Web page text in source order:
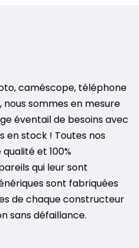
caméscope, téléphone
nous sommes en mesure
éventail de besoins avec
en stock ! Toutes nos
et 100%
qui leur sont
sont fabriquées
de chaque constructeur
sans défaillance.